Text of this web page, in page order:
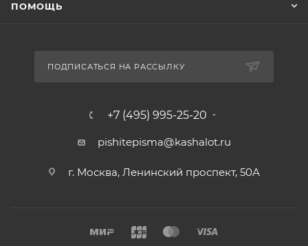
ПОМОЩЬ
ПОДПИСАТЬСЯ НА РАССЫЛКУ
+7 (495) 995-25-20​
pishitepisma@kashalot.ru
г. Москва, Ленинский проспект, 50А​